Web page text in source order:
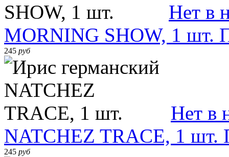
Нет в
MORNING SHOW, 1 шт.
245 руб
Нет в
NATCHEZ TRACE, 1 шт.
245 руб